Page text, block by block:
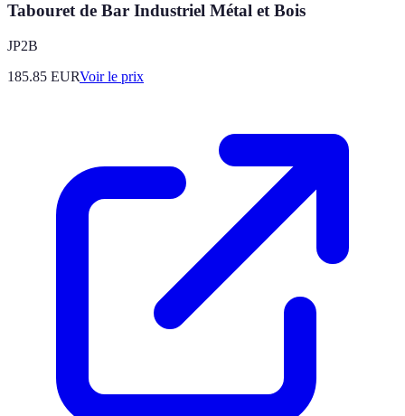
Tabouret de Bar Industriel Métal et Bois
JP2B
185.85 EURVoir le prix